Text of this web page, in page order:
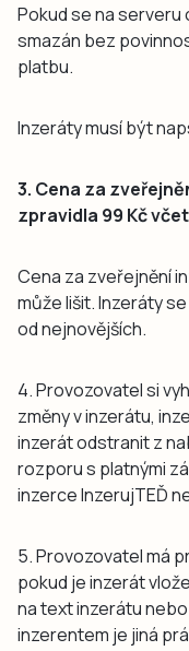
Pokud se na serveru
smazán bez
platbu.
Inzeráty musí být
3. Cena za
zpravidla 99 Kč
Cena za zveřejnění
může lišit. Inzeráty
od nejnovějších.
4. Provozovatel si
změny v inzerátu,
inzerát odstranit z
rozporu s platnými
inzerce InzerujTEĎ
5. Provozovatel má
pokud je inzerát
na text inzerátu
inzerentem je jiná